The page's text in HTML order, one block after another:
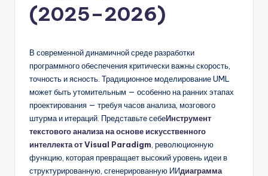
&
D
it
(2025–2026)
В современной динамичной среде разработки
программного обеспечения критически важны скорость,
точность и ясность. Традиционное моделирование UML
может быть утомительным — особенно на ранних этапах
проектирования — требуя часов анализа, мозгового
штурма и итераций. Представьте себеИнструмент
текстового анализа на основе искусственного
интеллекта от Visual Paradigm , революционную
функцию, которая превращает высокий уровень идеи в
структурированную, сгенерированную ИИдиаграмма